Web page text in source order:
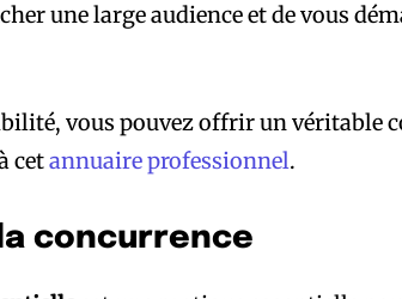
une large audience et de vous
vous pouvez offrir un véritable
cetannuaire professionnel.
concurrence